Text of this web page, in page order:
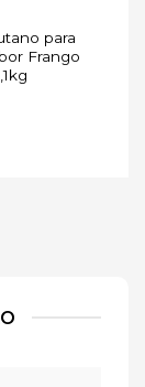
para
Frango